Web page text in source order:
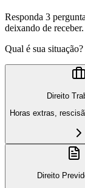
Responda 3
deixando de receber.
Qual é sua situação?
Direito
Horas extras,
Direito